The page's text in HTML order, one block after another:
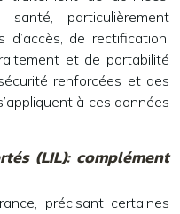
particulièrement
de rectification,
et de portabilité
renforcées et des
à ces données
(LIL): complément
précisant certaines